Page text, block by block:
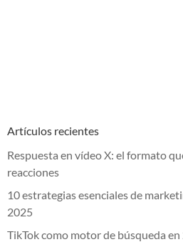
Artículos recientes
Respuesta en vídeo X: el formato
reacciones
10 estrategias esenciales de
2025
TikTok como motor de búsqueda